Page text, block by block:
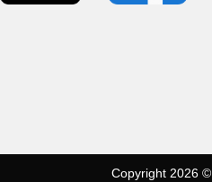
Copyright 2026 ©